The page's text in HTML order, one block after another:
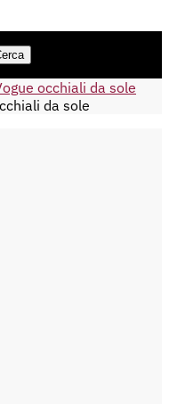
Cerca
occhiali da sole
da sole